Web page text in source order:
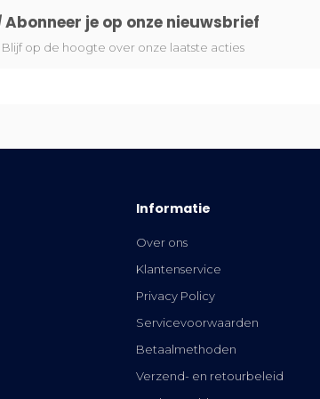
Abonneer je op onze nieuwsbrief
Blijf op de hoogte over onze laatste acties
Informatie
Over ons
Klantenservice
Privacy Policy
Servicevoorwaarden
Betaalmethoden
Verzend- en retourbeleid